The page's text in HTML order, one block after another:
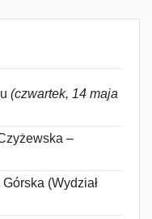
(czwartek, 14 maja
–
(Wydział